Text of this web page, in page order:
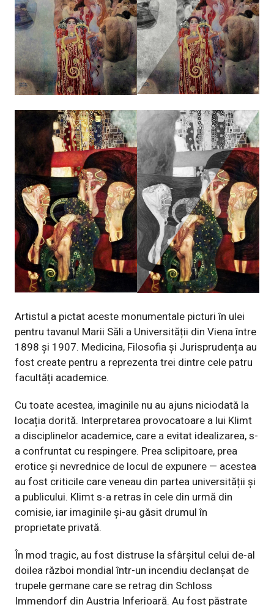
Artistul a pictat aceste monumentale picturi în ulei
pentru tavanul Marii Săli a Universității din Viena între
1898 și 1907. Medicina, Filosofia și Jurisprudența au
fost create pentru a reprezenta trei dintre cele patru
facultăți academice.
Cu toate acestea, imaginile nu au ajuns niciodată la
locația dorită. Interpretarea provocatoare a lui Klimt
a disciplinelor academice, care a evitat idealizarea, s-
a confruntat cu respingere. Prea sclipitoare, prea
erotice și nevrednice de locul de expunere — acestea
au fost criticile care veneau din partea universității și
a publicului. Klimt s-a retras în cele din urmă din
comisie, iar imaginile și-au găsit drumul în
proprietate privată.
În mod tragic, au fost distruse la sfârșitul celui de-al
doilea război mondial într-un incendiu declanșat de
trupele germane care se retrag din Schloss
Immendorf din Austria Inferioară. Au fost păstrate